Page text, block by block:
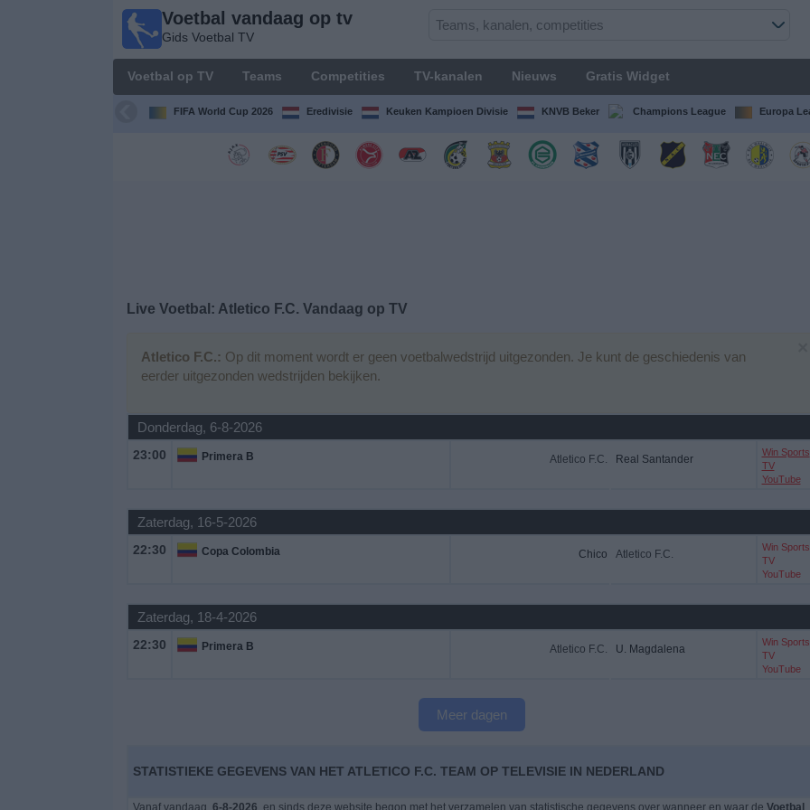
Voetbal vandaag op tv
Gids Voetbal TV
Voetbal op TV Teams Competities TV-kanalen Nieuws Gratis Widget
FIFA World Cup 2026 Eredivisie Keuken Kampioen Divisie KNVB Beker Champions League Europa
Live Voetbal: Atletico F.C. Vandaag op TV
Atletico F.C.: Op dit moment wordt er geen voetbalwedstrijd uitgezonden. Je kunt de geschiedenis van
eerder uitgezonden wedstrijden bekijken.
Donderdag, 6-8-2026
23:00 Primera B Atletico F.C. Real Santander
Win Sports
TV
YouTube
Zaterdag, 16-5-2026
22:30 Copa Colombia Chico Atletico F.C.
Win Sports
TV
YouTube
Zaterdag, 18-4-2026
22:30 Primera B Atletico F.C. U. Magdalena
Win Sports
TV
YouTube
Meer dagen
STATISTIEKE GEGEVENS VAN HET ATLETICO F.C. TEAM OP TELEVISIE IN NEDERLAND
Vanaf vandaag, 6-8-2026, en sinds deze website begon met het verzamelen van statistische gegevens over wanneer en waar de Voetbal